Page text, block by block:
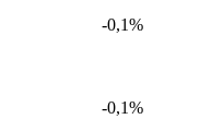
-0,1%
-0,1%